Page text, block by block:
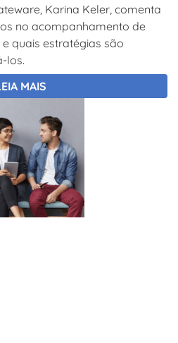
Karina Keler, comenta
no acompanhamento de
quais estratégias são
los.
MAIS